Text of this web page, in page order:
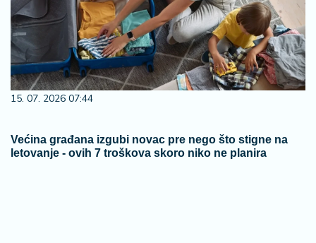
15. 07. 2026 07:44
Većina građana izgubi novac pre nego što stigne na
letovanje - ovih 7 troškova skoro niko ne planira